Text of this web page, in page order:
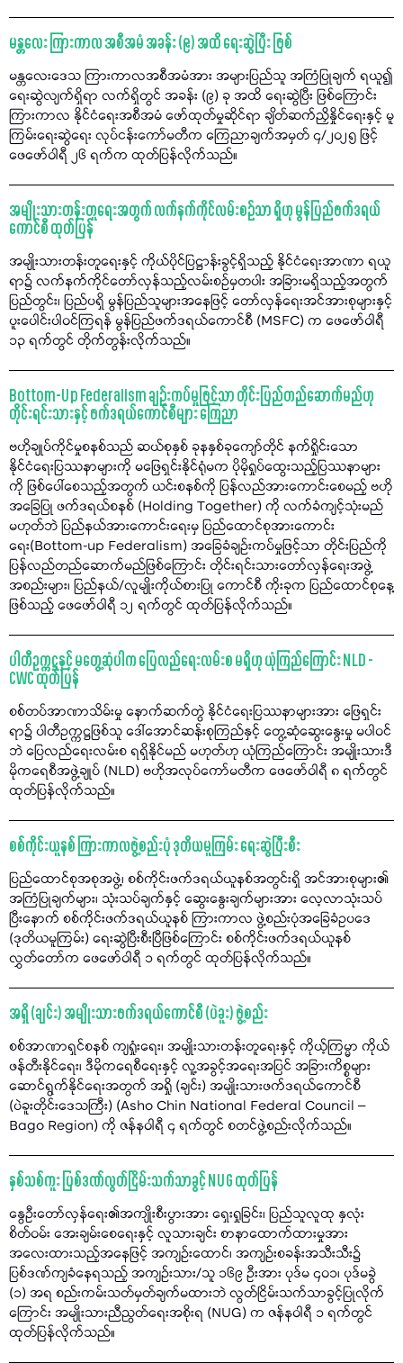
မန္တလေး ကြားကာလ အစီအမံ အခန်း (၉) အထိ ရေးဆွဲပြီး ဖြစ်
မန္တလေးဒေသ ကြားကာလအစီအမံအား အများပြည်သူ အကြံပြုချက် ရယူ၍
ရေးဆွဲလျက်ရှိရာ လက်ရှိတွင် အခန်း (၉) ခု အထိ ရေးဆွဲပြီး ဖြစ်ကြောင်း
ကြားကာလ နိုင်ငံရေးအစီအမံ ဖော်ထုတ်မှုဆိုင်ရာ ချိတ်ဆက်ညှိနှိုင်ရေးနှင့် မူ
ကြမ်းရေးဆွဲရေး လုပ်ငန်းကော်မတီက ကြေညာချက်အမှတ် ၄/၂၀၂၅ ဖြင့်
ဖေဖော်ဝါရီ ၂၆ ရက်က ထုတ်ပြန်လိုက်သည်။
အမျိုးသားတန်းတူရေးအတွက် လက်နက်ကိုင်လမ်းစဉ်သာ ရှိဟု မွန်ပြည်ဖက်ဒရယ်
ကောင်စီ ထုတ်ပြန်
အမျိုးသားတန်းတူရေးနှင့် ကိုယ်ပိုင်ပြဋ္ဌာန်းခွင့်ရှိသည့် နိုင်ငံရေးအာဏာ ရယူ
ရာ၌ လက်နက်ကိုင်တော်လှန်သည့်လမ်းစဉ်မှတပါး အခြားမရှိသည့်အတွက်
ပြည်တွင်း၊ ပြည်ပရှိ မွန်ပြည်သူများအနေဖြင့် တော်လှန်ရေးအင်အားစုများနှင့်
ပူးပေါင်းပါဝင်ကြရန် မွန်ပြည်ဖက်ဒရယ်ကောင်စီ (MSFC) က ဖေဖော်ဝါရီ
၁၃ ရက်တွင် တိုက်တွန်းလိုက်သည်။
Bottom-Up Federalism ချဉ်းကပ်မှုဖြင့်သာ တိုင်းပြည်တည်ဆောက်မည်ဟု
တိုင်းရင်းသားနှင့် ဖက်ဒရယ်ကောင်စီများ ကြေညာ
ဗဟိုချုပ်ကိုင်မှုစနစ်သည် ဆယ်စုနှစ် ခုနနှစ်ခုကျော်တိုင် နက်ရှိုင်းသော
နိုင်ငံရေးပြဿနာများကို မဖြေရှင်းနိုင်ရုံမက ပိုမိုရှုပ်ထွေးသည့်ပြဿနာများ
ကို ဖြစ်ပေါ်စေသည့်အတွက် ယင်းစနစ်ကို ပြန်လည်အားကောင်းစေမည့် ဗဟို
အခြေပြု ဖက်ဒရယ်စနစ် (Holding Together) ကို လက်ခံကျင့်သုံးမည်
မဟုတ်ဘဲ ပြည်နယ်အားကောင်းရေးမှ ပြည်ထောင်စုအားကောင်း
ရေး(Bottom-up Federalism) အခြေခံချဉ်းကပ်မှုဖြင့်သာ တိုင်းပြည်ကို
ပြန်လည်တည်ဆောက်မည်ဖြစ်ကြောင်း တိုင်းရင်းသားတော်လှန်ရေးအဖွဲ့
အစည်းများ၊ ပြည်နယ်/လူမျိုးကိုယ်စားပြု ကောင်စီ ကိုးခုက ပြည်ထောင်စုနေ့
ဖြစ်သည့် ဖေဖော်ဝါရီ ၁၂ ရက်တွင် ထုတ်ပြန်လိုက်သည်။
ပါတီဥက္ကဋ္ဌနှင့် မတွေ့ဆုံပါက ပြေလည်ရေးလမ်းစ မရှိဟု ယုံကြည်ကြောင်း NLD -
CWC ထုတ်ပြန်
စစ်တပ်အာဏာသိမ်းမှု နောက်ဆက်တွဲ နိုင်ငံရေးပြဿနာများအား ဖြေရှင်း
ရာ၌ ပါတီဥက္ကဋ္ဌဖြစ်သူ ဒေါ်အောင်ဆန်းစုကြည်နှင့် တွေ့ဆုံဆွေးနွေးမှု မပါဝင်
ဘဲ ပြေလည်ရေးလမ်းစ ရရှိနိုင်မည် မဟုတ်ဟု ယုံကြည်ကြောင်း အမျိုးသားဒီ
မိုကရေစီအဖွဲ့ချုပ် (NLD) ဗဟိုအလုပ်ကော်မတီက ဖေဖော်ဝါရီ ၈ ရက်တွင်
ထုတ်ပြန်လိုက်သည်။
စစ်ကိုင်းယူနစ် ကြားကာလဖွဲ့စည်းပုံ ဒုတိယမူကြမ်း ရေးဆွဲပြီးစီး
ပြည်ထောင်စုအစုအဖွဲ့၊ စစ်ကိုင်းဖက်ဒရယ်ယူနစ်အတွင်းရှိ အင်အားစုများ၏
အကြံပြုချက်များ၊ သုံးသပ်ချက်နှင့် ဆွေးနွေးချက်များအား လေ့လာသုံးသပ်
ပြီးနောက် စစ်ကိုင်းဖက်ဒရယ်ယူနစ် ကြားကာလ ဖွဲ့စည်းပုံအခြေခံဥပဒေ
(ဒုတိယမူကြမ်း) ရေးဆွဲပြီးစီးပြီဖြစ်ကြောင်း စစ်ကိုင်းဖက်ဒရယ်ယူနစ်
လွှတ်တော်က ဖေဖော်ဝါရီ ၁ ရက်တွင် ထုတ်ပြန်လိုက်သည်။
အရှို (ချင်း) အမျိုးသားဖက်ဒရယ်ကောင်စီ (ပဲခူး) ဖွဲ့စည်း
စစ်အာဏာရှင်စနစ် ကျရှုံးရေး၊ အမျိုးသားတန်းတူရေးနှင့် ကိုယ့်ကြမ္မာ ကိုယ်
ဖန်တီးနိုင်ရေး၊ ဒီမိုကရေစီရေးနှင့် လူ့အခွင့်အရေးအပြင် အခြားကိစ္စများ
ဆောင်ရွက်နိုင်ရေးအတွက် အရှို (ချင်း) အမျိုးသားဖက်ဒရယ်ကောင်စီ
(ပဲခူးတိုင်းဒေသကြီး) (Asho Chin National Federal Council –
Bago Region) ကို ဇန်နဝါရီ ၄ ရက်တွင် စတင်ဖွဲ့စည်းလိုက်သည်။
နှစ်သစ်ကူး ပြစ်ဒဏ်လွတ်ငြိမ်းသက်သာခွင့် NUG ထုတ်ပြန်
နွေဦးတော်လှန်ရေး၏အကျိုးစီးပွားအား ရှေးရှုခြင်း၊ ပြည်သူလူထု နှလုံး
စိတ်ဝမ်း အေးချမ်းစေရေးနှင့် လူသားချင်း စာနာထောက်ထားမှုအား
အလေးထားသည့်အနေဖြင့် အကျဉ်းထောင်၊ အကျဉ်းစခန်းအသီးသီး၌
ပြစ်ဒဏ်ကျခံနေရသည့် အကျဉ်းသား/သူ ၁၆၉ ဦးအား ပုဒ်မ ၄၀၁၊ ပုဒ်မခွဲ
(၁) အရ စည်းကမ်းသတ်မှတ်ချက်မထားဘဲ လွတ်ငြိမ်းသက်သာခွင့်ပြုလိုက်
ကြောင်း အမျိုးသားညီညွတ်ရေးအစိုးရ (NUG) က ဇန်နဝါရီ ၁ ရက်တွင်
ထုတ်ပြန်လိုက်သည်။